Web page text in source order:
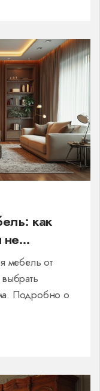
как
не
мебель от
Подробно о